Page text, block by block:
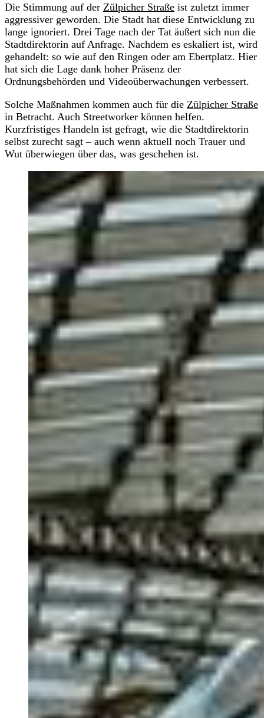
Die Stimmung auf der Zülpicher Straße ist zuletzt immer
aggressiver geworden. Die Stadt hat diese Entwicklung zu
lange ignoriert. Drei Tage nach der Tat äußert sich nun die
Stadtdirektorin auf Anfrage. Nachdem es eskaliert ist, wird
gehandelt: so wie auf den Ringen oder am Ebertplatz. Hier
hat sich die Lage dank hoher Präsenz der
Ordnungsbehörden und Videoüberwachungen verbessert.
Solche Maßnahmen kommen auch für die Zülpicher Straße
in Betracht. Auch Streetworker können helfen.
Kurzfristiges Handeln ist gefragt, wie die Stadtdirektorin
selbst zurecht sagt – auch wenn aktuell noch Trauer und
Wut überwiegen über das, was geschehen ist.